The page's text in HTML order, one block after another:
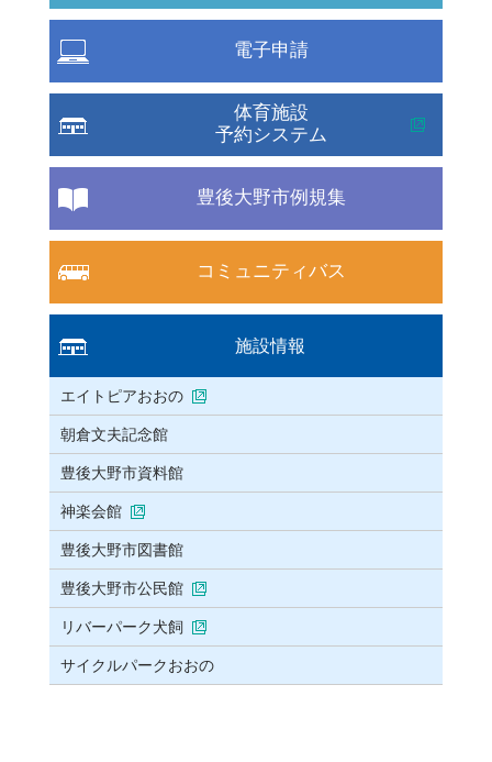
電子申請
体育施設
予約システム
豊後大野市例規集
コミュニティバス
施設情報
エイトピアおおの
朝倉文夫記念館
豊後大野市資料館
神楽会館
豊後大野市図書館
豊後大野市公民館
リバーパーク犬飼
サイクルパークおおの